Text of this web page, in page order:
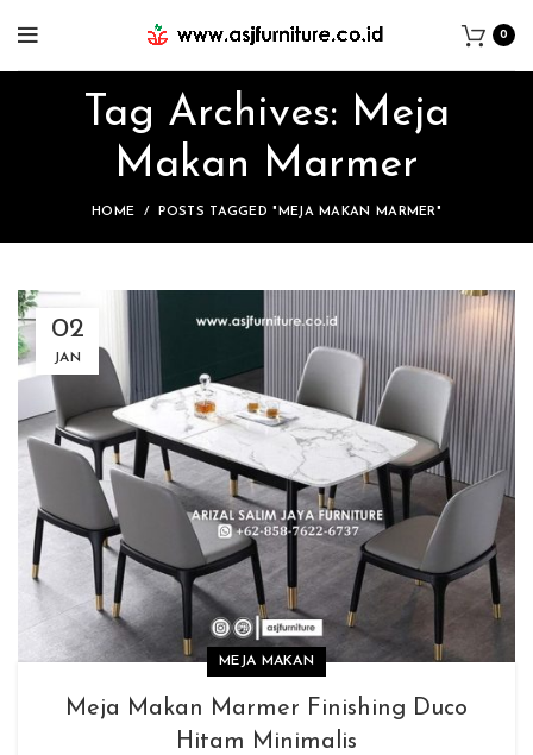
0
Tag Archives: Meja
Makan Marmer
HOME POSTS TAGGED "MEJA MAKAN MARMER"
02
JAN
MEJA MAKAN
Meja Makan Marmer Finishing Duco
Hitam Minimalis